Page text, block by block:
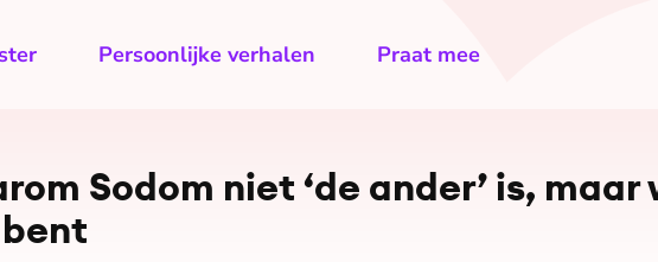
Persoonlijke verhalen Praat mee
Sodom niet ‘de ander’ is,